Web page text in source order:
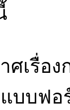
ศเรื่อ
บบฟ